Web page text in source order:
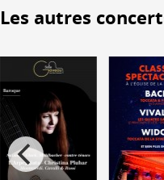
Les autres